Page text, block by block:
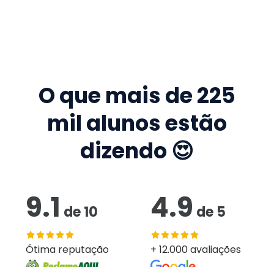
O que mais de225
mil alunos estão
dizendo 😍
9.1 de10
Ótima reputação
4.9 de 5
+ 12.000 avaliações